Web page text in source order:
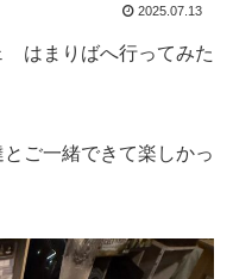
2025.07.13
はまりばへ行ってみた
ご一緒できて楽しかっ